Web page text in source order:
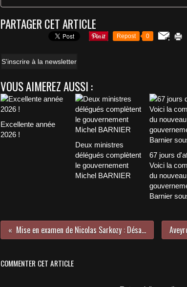
PARTAGER CET ARTICLE
Repost 0
S'inscrire à la newsletter
VOUS AIMEREZ AUSSI :
Excellente année
2026 !
Deux ministres
délégués complètent
le gouvernement
Michel BARNIER
67 jours
Voici la
du nouveau
Barnier
Mise en examen de Nicolas Sarkozy : Désaccord entre les juges
COMMENTER CET ARTICLE